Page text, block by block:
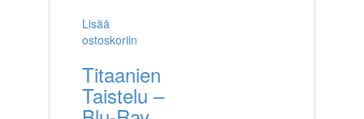
Lisää
ostoskoriin
Titaanien
Taistelu –